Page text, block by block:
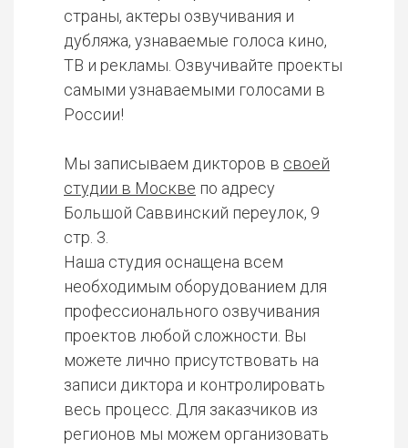
страны, актеры озвучивания и
дубляжа, узнаваемые голоса кино,
ТВ и рекламы. Озвучивайте проекты
самыми узнаваемыми голосами в
России!
Мы записываем дикторов в своей
студии в Москве по адресу
Большой Саввинский переулок, 9
стр. 3.
Наша студия оснащена всем
необходимым оборудованием для
профессионального озвучивания
проектов любой сложности. Вы
можете лично присутствовать на
записи диктора и контролировать
весь процесс. Для заказчиков из
регионов мы можем организовать